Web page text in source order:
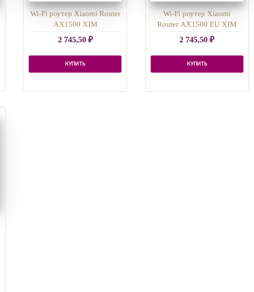
Wi-Fi роутер Xiaomi Router
AX1500 XIM
2 745,50 ₽
КУПИТЬ
Wi-Fi роутер Xiaomi
Router AX1500 EU XIM
2 745,50₽
КУПИТЬ